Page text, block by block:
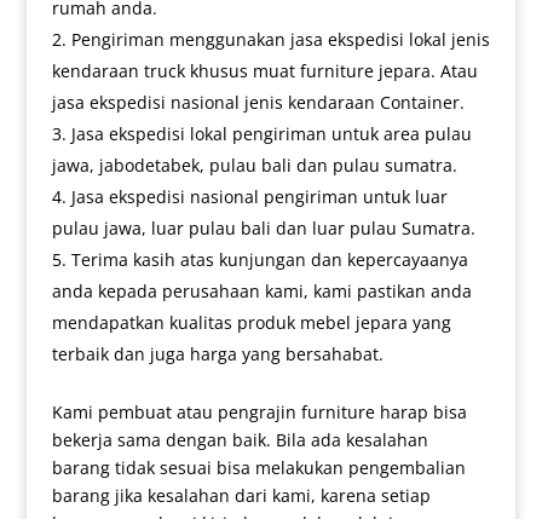
rumah anda.
Pengiriman menggunakan jasa ekspedisi lokal jenis
kendaraan truck khusus muat furniture jepara. Atau
jasa ekspedisi nasional jenis kendaraan Container.
Jasa ekspedisi lokal pengiriman untuk area pulau
jawa, jabodetabek, pulau bali dan pulau sumatra.
Jasa ekspedisi nasional pengiriman untuk luar
pulau jawa, luar pulau bali dan luar pulau Sumatra.
Terima kasih atas kunjungan dan kepercayaanya
anda kepada perusahaan kami, kami pastikan anda
mendapatkan kualitas produk mebel jepara yang
terbaik dan juga harga yang bersahabat.
Kami pembuat atau pengrajin furniture harap bisa
bekerja sama dengan baik. Bila ada kesalahan
barang tidak sesuai bisa melakukan pengembalian
barang jika kesalahan dari kami, karena setiap